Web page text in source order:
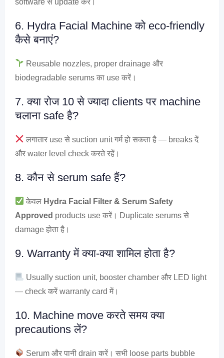
6. Hydra Facial Machine को eco-friendly
कैसे बनाएं?
Reusable nozzles, proper drainage और
biodegradable serums का use करें।
7. क्या रोज 10 से ज्यादा clients पर machine
चलाना safe है?
लगातार use से suction unit गर्म हो सकता है — breaks दें
और water level check करते रहें।
8. कौन से serum safe हैं?
केवल Hydra Facial Filter & Serum Safety
Approved products use करें। Duplicate serums से
damage होता है।
9. Warranty में क्या-क्या शामिल होता है?
Usually suction unit, booster chamber और LED light
— check करें warranty card में।
10. Machine move करते समय क्या
precautions लें?
Serum और पानी drain करें। सभी loose parts bubble